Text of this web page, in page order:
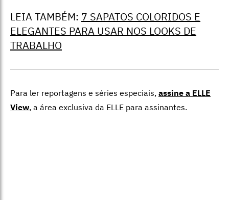
LEIA TAMBÉM: 7 SAPATOS COLORIDOS E
ELEGANTES PARA USAR NOS LOOKS DE
TRABALHO
Para ler reportagens e séries especiais, assine a ELLE
View, a área exclusiva da ELLE para assinantes.